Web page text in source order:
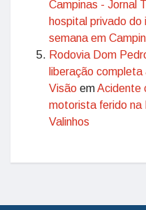
Campinas - Jornal
hospital privado
semana em
Rodovia Dom
liberação
Visão emAcidente
motorista ferido na
Valinhos